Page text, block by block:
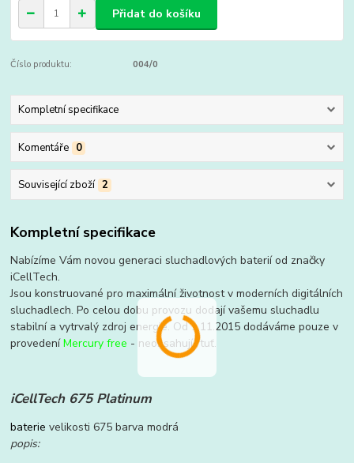
Přidat do košíku
Číslo produktu: 004/0
Kompletní specifikace
Komentáře 0
Související zboží 2
Kompletní specifikace
Nabízíme Vám novou generaci sluchadlových baterií od značky
iCellTech.
Jsou konstruované pro maximální životnost v moderních digitálních
sluchadlech. Po celou dobu provozu dodají vašemu sluchadlu
stabilní a vytrvalý zdroj energie. Od 1.11.2015 dodáváme pouze v
provedeníMercury free - neobsahují rtuť.
iCellTech 675 Platinum
baterie velikosti 675 barva modrá
popis: